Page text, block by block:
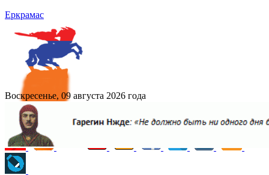
Еркрамас
Воскресенье, 09 августа 2026 года